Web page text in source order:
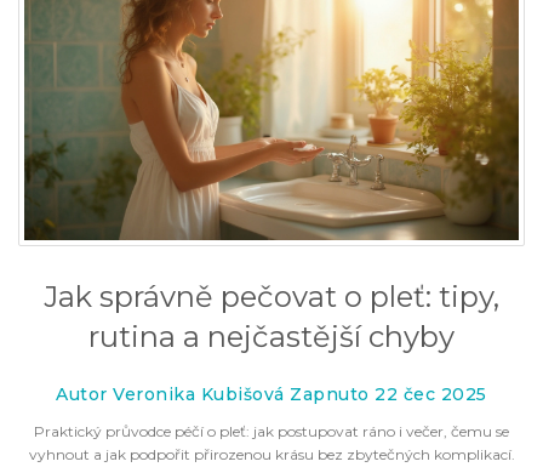
Jak správně pečovat o pleť: tipy,
rutina a nejčastější chyby
Autor Veronika Kubišová Zapnuto 22 čec 2025
Praktický průvodce péčí o pleť: jak postupovat ráno i večer, čemu se
vyhnout a jak podpořit přirozenou krásu bez zbytečných komplikací.